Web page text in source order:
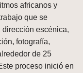
africanos y
que se
escénica,
fotografía,
de 25
proceso inició en